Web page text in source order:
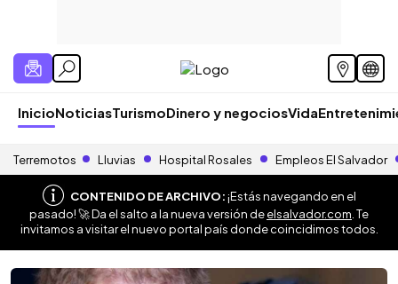
InicioNoticiasTurismoDinero y negociosVida
Terremotos Lluvias Hospital Rosales Empleos El Salvador
CONTENIDO DE ARCHIVO:¡Estás navegando en el
pasado! 🚀 Da el salto a la nueva versión deelsalvador.com . Te
invitamos a visitar el nuevo portal país donde coincidimos todos.